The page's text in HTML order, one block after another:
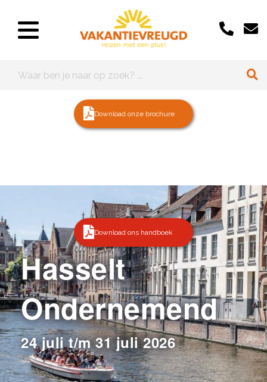
Download onze brochure
Download ons handboek
Hasselt
Ondernemend
24 juli t/m 31 juli 2026